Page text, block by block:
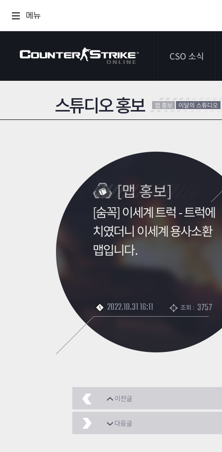
메뉴
CSO 소식
공지사항
스튜디오 홍보 맵 홍보 이달의 스튜디오
[맵 홍보]
[숨꼭] 이세계 트럭 - 트럭에
치였더니 이세계 용사소환
맵입니다.
2022.10.31 16:11 조회 : 3757
이전글
Stratagem #파티게임
다음글